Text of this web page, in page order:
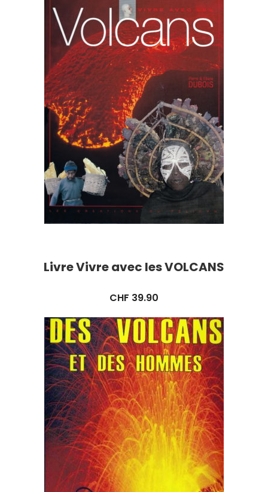
Livre Vivre avec les VOLCANS
CHF 39.90